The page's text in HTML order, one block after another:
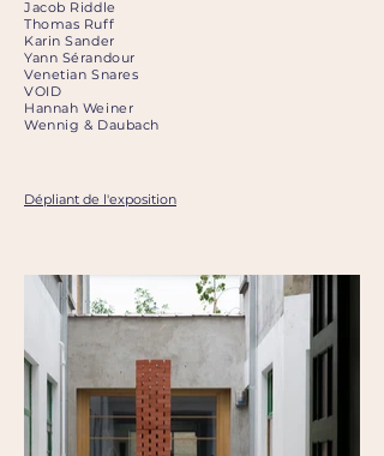
Jacob Riddle
Thomas Ruff
Karin Sander
Yann Sérandour
Venetian Snares
VOID
Hannah Weiner
Wennig & Daubach
Dépliant de l'exposition